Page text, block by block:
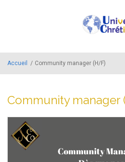
Menu principal
Accueil / Community manager (H/F)
Community manager